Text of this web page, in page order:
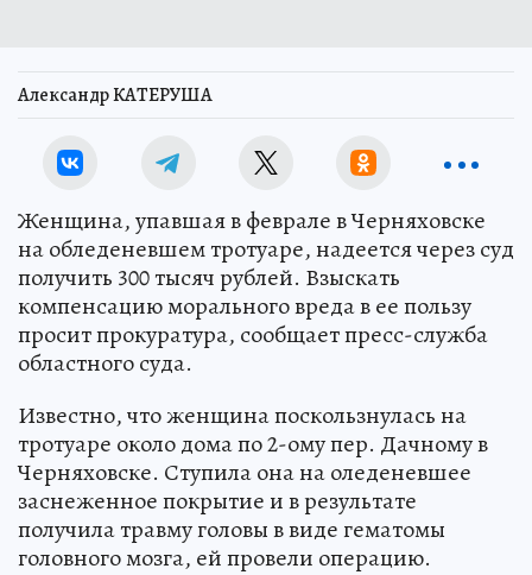
Александр КАТЕРУША
Женщина, упавшая в феврале в Черняховске
на обледеневшем тротуаре, надеется через суд
получить 300 тысяч рублей. Взыскать
компенсацию морального вреда в ее пользу
просит прокуратура, сообщает пресс-служба
областного суда.
Известно, что женщина поскользнулась на
тротуаре около дома по 2-ому пер. Дачному в
Черняховске. Ступила она на оледеневшее
заснеженное покрытие и в результате
получила травму головы в виде гематомы
головного мозга, ей провели операцию.